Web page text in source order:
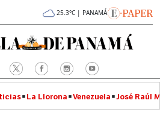
25.3°C | PANAMÁ
La Llorona Venezuela José Raúl